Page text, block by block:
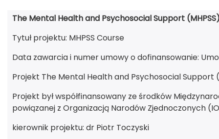
The Mental Health and Psychosocial Support
Tytuł projektu: MHPSS Course
Data zawarcia i numer umowy o dofinansowanie:
Projekt The Mental Health and Psychosocial Support
Projekt był współfinansowany ze środków
powiązanej z Organizacją Narodów Zjednoczonych
kierownik projektu: dr Piotr Toczyski